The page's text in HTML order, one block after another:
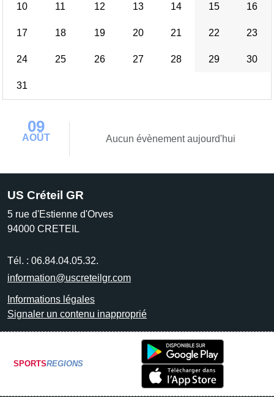
10 11 12 13 14 15 16
17 18 19 20 21 22 23
24 25 26 27 28 29 30
31
09
AOÛT Aucun évènement aujourd'hui
US Créteil GR
5 rue d'Estienne d'Orves
94000 CRETEIL
Tél. : 06.84.04.05.32.
information@uscreteilgr.com
Informations légales
Signaler un contenu inapproprié
SPORTSREGIONS